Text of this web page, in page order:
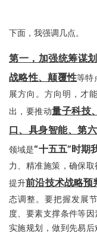
下面，我强调几点。
第一，加强统筹谋划
战略性、颠覆性等特
展方向。方向明，才
出，要推动量子科技
口、具身智能、第
领域是“十五五”时期
力、精准施策，确保
提升前沿技术战略预
态调整。要把握发展
度、要素支撑条件等
实施规划，做到先易